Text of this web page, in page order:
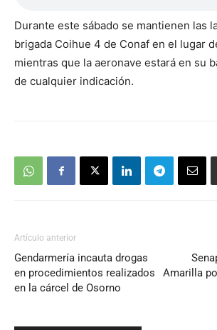
Durante este sábado se mantienen las
brigada Coihue 4 de Conaf en el lugar
mientras que la aeronave estará en su
de cualquier indicación.
Artículo anterior
Gendarmería incauta drogas
en procedimientos realizados
en la cárcel de Osorno
Amarilla